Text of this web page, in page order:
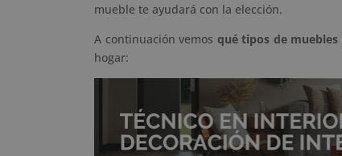
mueble te ayudará con la elección.
A continuación vemos qué tipos de
hogar: